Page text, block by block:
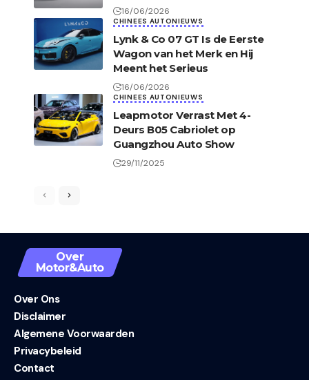
16/06/2026
CHINEES AUTONIEUWS
Lynk & Co 07 GT Is de Eerste
Wagon van het Merk en Hij
Meent het Serieus
16/06/2026
CHINEES AUTONIEUWS
Leapmotor Verrast Met 4-
Deurs B05 Cabriolet op
Guangzhou Auto Show
29/11/2025
Over
Motor&Auto
Over Ons
Disclaimer
Algemene Voorwaarden
Privacybeleid
Contact